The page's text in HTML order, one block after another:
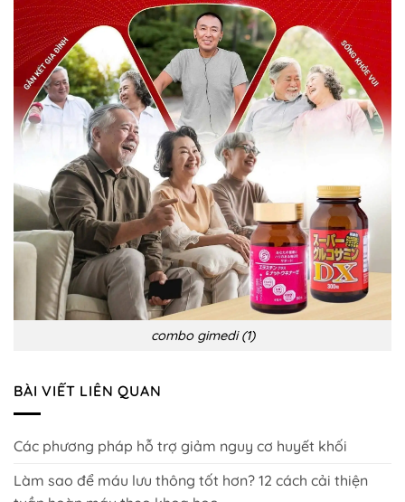
điều
trị
hiệu,
biến
chứng
và
phòng
ngừa
combo gimedi (1)
BÀI VIẾT LIÊN QUAN
Các phương pháp hỗ trợ giảm nguy cơ huyết khối
Làm sao để máu lưu thông tốt hơn? 12 cách cải thiện